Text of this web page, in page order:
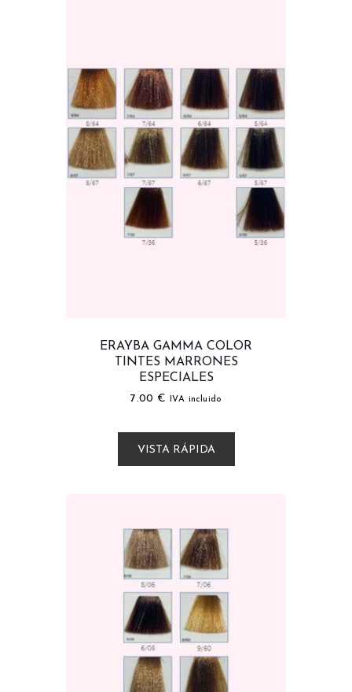
ERAYBA GAMMA COLOR
TINTES MARRONES
ESPECIALES
7.00 € IVA incluido
VISTA RÁPIDA